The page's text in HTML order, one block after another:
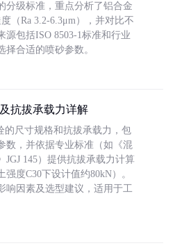
分级标准，重点分析了铝合金
（Ra 3.2-6.3μm），并对比不
源包括ISO 8503-1标准和行业
择合适的喷砂参数。
抗拔承载力详解
的尺寸规格和抗拔承载力，包
数，并依据专业标准（如《混
145）提供抗拔承载力计算
度C30下设计值约80kN）。
响因素及选型建议，适用于工